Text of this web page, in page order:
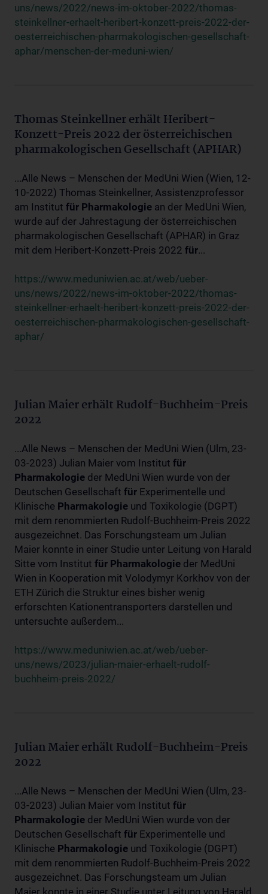
uns/news/2022/news-im-oktober-2022/thomas-
steinkellner-erhaelt-heribert-konzett-preis-2022-der-
oesterreichischen-pharmakologischen-gesellschaft-
aphar/menschen-der-meduni-wien/
Thomas Steinkellner erhält Heribert-
Konzett-Preis 2022 der österreichischen
pharmakologischen Gesellschaft (APHAR)
...Alle News – Menschen der MedUni Wien (Wien, 12-
10-2022) Thomas Steinkellner, Assistenzprofessor
am Institut für Pharmakologie an der MedUni Wien,
wurde auf der Jahrestagung der österreichischen
pharmakologischen Gesellschaft (APHAR) in Graz
mit dem Heribert-Konzett-Preis 2022 für...
https://www.meduniwien.ac.at/web/ueber-
uns/news/2022/news-im-oktober-2022/thomas-
steinkellner-erhaelt-heribert-konzett-preis-2022-der-
oesterreichischen-pharmakologischen-gesellschaft-
aphar/
Julian Maier erhält Rudolf-Buchheim-Preis
2022
...Alle News – Menschen der MedUni Wien (Ulm, 23-
03-2023) Julian Maier vom Institut für
Pharmakologie der MedUni Wien wurde von der
Deutschen Gesellschaft für Experimentelle und
Klinische Pharmakologie und Toxikologie (DGPT)
mit dem renommierten Rudolf-Buchheim-Preis 2022
ausgezeichnet. Das Forschungsteam um Julian
Maier konnte in einer Studie unter Leitung von Harald
Sitte vom Institut für Pharmakologie der MedUni
Wien in Kooperation mit Volodymyr Korkhov von der
ETH Zürich die Struktur eines bisher wenig
erforschten Kationentransporters darstellen und
untersuchte außerdem...
https://www.meduniwien.ac.at/web/ueber-
uns/news/2023/julian-maier-erhaelt-rudolf-
buchheim-preis-2022/
Julian Maier erhält Rudolf-Buchheim-Preis
2022
...Alle News – Menschen der MedUni Wien (Ulm, 23-
03-2023) Julian Maier vom Institut für
Pharmakologie der MedUni Wien wurde von der
Deutschen Gesellschaft für Experimentelle und
Klinische Pharmakologie und Toxikologie (DGPT)
mit dem renommierten Rudolf-Buchheim-Preis 2022
ausgezeichnet. Das Forschungsteam um Julian
Maier konnte in einer Studie unter Leitung von Harald